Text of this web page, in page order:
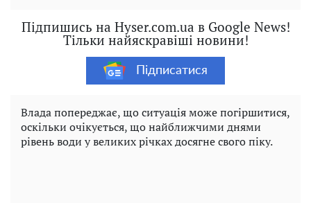
Підпишись на Hyser.com.ua в Google News!
Тільки найяскравіші новини!
Підписатися
Влада попереджає, що ситуація може погіршитися,
оскільки очікується, що найближчими днями
рівень води у великих річках досягне свого піку.